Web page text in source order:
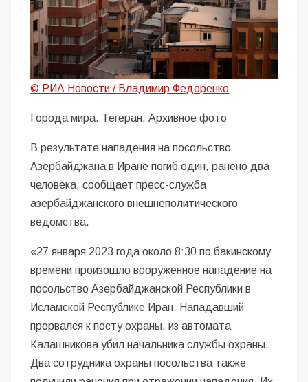
© РИА Новости / Владимир Федоренко
Города мира. Тегеран. Архивное фото
В результате нападения на посольство
Азербайджана в Иране погиб один, ранено два
человека, сообщает пресс-служба
азербайджанского внешнеполитического
ведомства.
«27 января 2023 года около 8:30 по бакинскому
времени произошло вооруженное нападение на
посольство Азербайджанской Республики в
Исламской Республике Иран. Нападавший
прорвался к посту охраны, из автомата
Калашникова убил начальника службы охраны.
Два сотрудника охраны посольства также